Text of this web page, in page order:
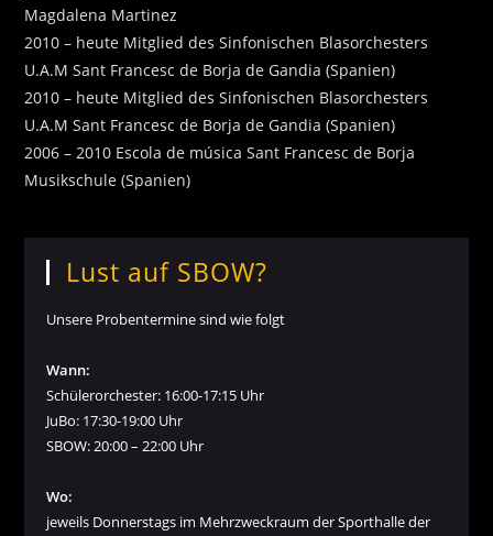
Magdalena Martinez
2010 – heute Mitglied des Sinfonischen Blasorchesters
U.A.M Sant Francesc de Borja de Gandia (Spanien)
2010 – heute Mitglied des Sinfonischen Blasorchesters
U.A.M Sant Francesc de Borja de Gandia (Spanien)
2006 – 2010 Escola de música Sant Francesc de Borja
Musikschule (Spanien)
Lust auf SBOW?
Unsere Probentermine sind wie folgt
Wann:
Schülerorchester: 16:00-17:15 Uhr
JuBo: 17:30-19:00 Uhr
SBOW: 20:00 – 22:00 Uhr
Wo:
jeweils Donnerstags im Mehrzweckraum der Sporthalle der